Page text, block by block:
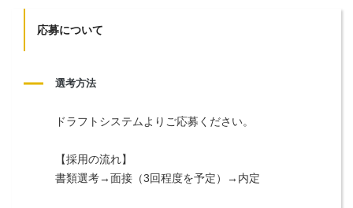
応募について
選考方法
ドラフトシステムよりご応募ください。
【採用の流れ】
書類選考→面接（3回程度を予定）→内定